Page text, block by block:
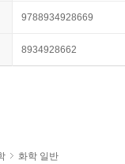
9788934928669
8934928662
화학 일반